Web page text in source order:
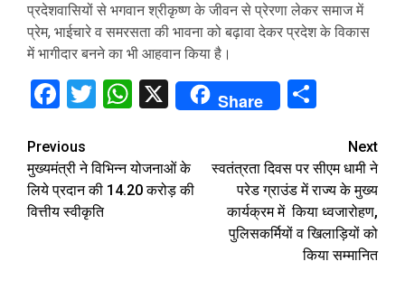
प्रदेशवासियों से भगवान श्रीकृष्ण के जीवन से प्रेरणा लेकर समाज में
प्रेम, भाईचारे व समरसता की भावना को बढ़ावा देकर प्रदेश के विकास
में भागीदार बनने का भी आहवान किया है।
Facebook
TwitterWhatsApp
X Share
Continue
Reading
Previous
मुख्यमंत्री ने विभिन्न योजनाओं के
लिये प्रदान की 14.20 करोड़ की
वित्तीय स्वीकृति
Next
स्वतंत्रता दिवस पर सीएम धामी ने
परेड ग्राउंड में राज्य के मुख्य
कार्यक्रम में किया ध्वजारोहण,
पुलिसकर्मियों व खिलाड़ियों को
किया सम्मानित